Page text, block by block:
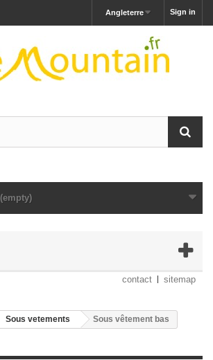
Sign in
Angleterre
(empty)
contact sitemap
Sous vetements Sous vêtement bas